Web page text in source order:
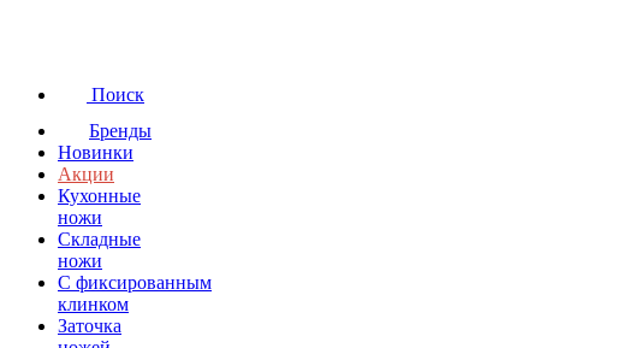
Поиск
Бренды
Новинки
Акции
Кухонные
ножи
Складные
ножи
C фиксированным
клинком
Заточка